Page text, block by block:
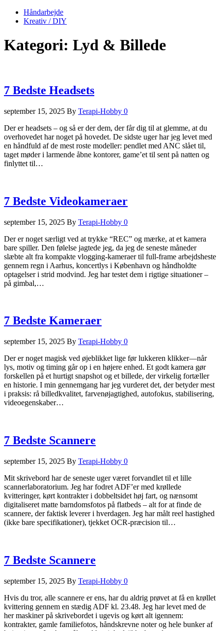
Håndarbejde
Kreativ / DIY
Kategori: Lyd & Billede
7 Bedste Headsets
september 15, 2025 By Terapi-Hobby 0
Der er headsets – og så er der dem, der får dig til at glemme, at du
overhovedet har noget på hovedet. De sidste uger har jeg levet med
en håndfuld af de mest roste modeller: pendlet med ANC slået til,
taget møder i larmende åbne kontorer, game’et til sent på natten og
finlyttet til…
7 Bedste Videokameraer
september 15, 2025 By Terapi-Hobby 0
Der er noget særligt ved at trykke “REC” og mærke, at et kamera
bare spiller. Den følelse jagtede jeg, da jeg de seneste måneder
slæbte alt fra kompakte vlogging-kameraer til full-frame arbejdsheste
gennem regn i Aarhus, koncertlys i København og håndholdte
optagelser i strid modvind. Jeg har testet dem i rigtige situationer –
på gimbal,…
7 Bedste Kameraer
september 15, 2025 By Terapi-Hobby 0
Der er noget magisk ved øjeblikket lige før lukkeren klikker—når
lys, motiv og timing går op i en højere enhed. Et godt kamera gør
forskellen på et hurtigt snapshot og et billede, der virkelig fortæller
en historie. I min gennemgang har jeg vurderet det, der betyder mest
i praksis: rå billedkvalitet, farvenøjagtighed, autofokus, stabilisering,
videoegenskaber…
7 Bedste Scannere
september 15, 2025 By Terapi-Hobby 0
Mit skrivebord har de seneste uger været forvandlet til et lille
scannerlaboratorium. Jeg har fodret ADF’er med krøllede
kvitteringer, kørt kontrakter i dobbeltsidet høj fart, og nænsomt
digitaliseret matte barndomsfotos på flatbeds – alt for at finde de
scannere, der faktisk leverer i hverdagen. Jeg har målt reel hastighed
(ikke bare specifikationer), tjekket OCR-præcision til…
7 Bedste Scannere
september 15, 2025 By Terapi-Hobby 0
Hvis du tror, alle scannere er ens, har du aldrig prøvet at få en krøllet
kvittering gennem en stædig ADF kl. 23.48. Jeg har levet med de
her maskiner på skrivebordet i ugevis og kørt alt igennem:
kontrakter, gamle familiefotos, håndskrevne noter og hele bunker af